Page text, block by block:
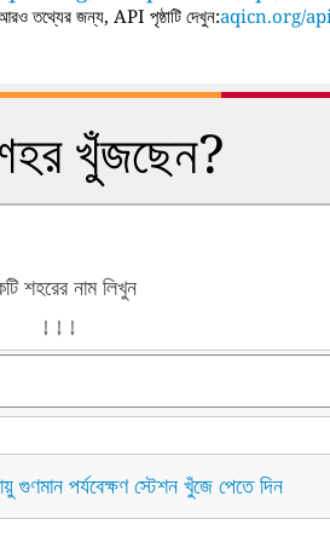
তথ্যের জন্য, API পৃষ্ঠাটি দেখুন:aqicn.org/
খুঁজছেন?
শহরের নাম লিখুন
↓ ↓ ↓
পর্যবেক্ষণ স্টেশন খুঁজে পেতে দিন